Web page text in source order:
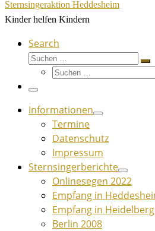
Sternsingeraktion Heddesheim
Kinder helfen Kindern
Search
Suche
Suche
Menü
Informationen
Termine
Datenschutz
Impressum
Sternsingerberichte
Onlinesegen 2022
Empfang in
Empfang in Heidelberg
Berlin 2008